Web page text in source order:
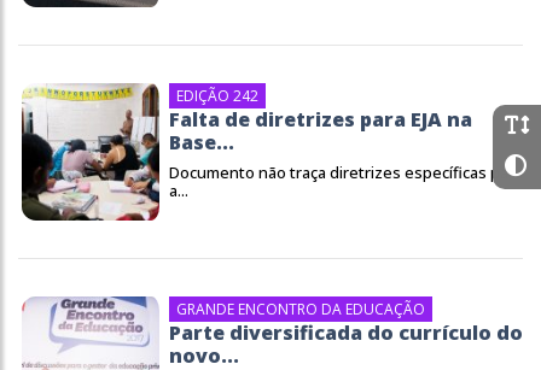
EDIÇÃO 242
Falta de diretrizes para EJA na
Base...
Documento não traça diretrizes específicas para
a...
GRANDE ENCONTRO DA EDUCAÇÃO
Parte diversificada do currículo do
novo...